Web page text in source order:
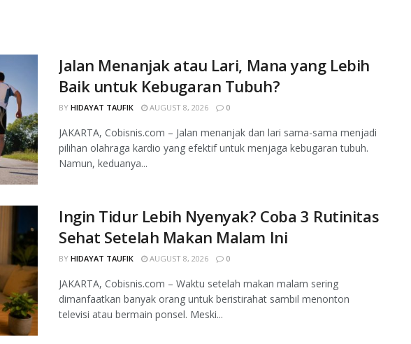
Jalan Menanjak atau Lari, Mana yang Lebih
Baik untuk Kebugaran Tubuh?
BY HIDAYAT TAUFIK AUGUST 8, 2026 0
JAKARTA, Cobisnis.com – Jalan menanjak dan lari sama-sama menjadi
pilihan olahraga kardio yang efektif untuk menjaga kebugaran tubuh.
Namun, keduanya...
Ingin Tidur Lebih Nyenyak? Coba 3 Rutinitas
Sehat Setelah Makan Malam Ini
BY HIDAYAT TAUFIK AUGUST 8, 2026 0
JAKARTA, Cobisnis.com – Waktu setelah makan malam sering
dimanfaatkan banyak orang untuk beristirahat sambil menonton
televisi atau bermain ponsel. Meski...